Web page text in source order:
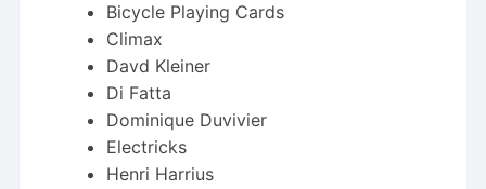
Bicycle Playing Cards
Climax
Davd Kleiner
Di Fatta
Dominique Duvivier
Electricks
Henri Harrius